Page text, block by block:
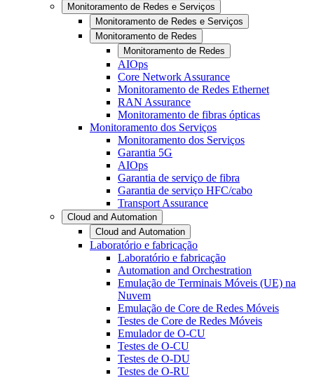
Monitoramento de Redes e Serviços
Monitoramento de Redes e Serviços
Monitoramento de Redes
Monitoramento de Redes
AIOps
Core Network Assurance
Monitoramento de Redes Ethernet
RAN Assurance
Monitoramento de fibras ópticas
Monitoramento dos Serviços
Monitoramento dos Serviços
Garantia 5G
AIOps
Garantia de serviço de fibra
Garantia de serviço HFC/cabo
Transport Assurance
Cloud and Automation
Cloud and Automation
Laboratório e fabricação
Laboratório e fabricação
Automation and Orchestration
Emulação de Terminais Móveis (UE) na
Nuvem
Emulação de Core de Redes Móveis
Testes de Core de Redes Móveis
Emulador de O-CU
Testes de O-CU
Testes de O-DU
Testes de O-RU